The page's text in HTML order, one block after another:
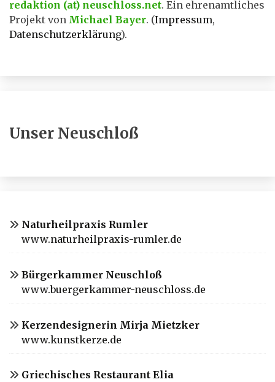
redaktion (at) neuschloss.net. Ein ehrenamtliches
Projekt von Michael Bayer. (Impressum,
Datenschutzerklärung).
Unser Neuschloß
Naturheilpraxis Rumler
www.naturheilpraxis-rumler.de
Bürgerkammer Neuschloß
www.buergerkammer-neuschloss.de
Kerzendesignerin Mirja Mietzker
www.kunstkerze.de
Griechisches Restaurant Elia